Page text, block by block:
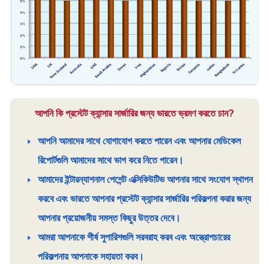
আপনি কি প্রস্টেট ক্যান্সার সার্জারির জন্য ভারতে ভ্রমণ করতে চান?
আপনি আমাদের সাথে যোগাযোগ করতে পারেন এবং আপনার মেডিকেল
রিপোর্টগুলি আমাদের সাথে ভাগ করে নিতে পারেন।
আমাদের ইন্টারন্যাশনাল পেশেন্ট এক্সিকিউটিভ আপনার সাথে সংযোগ স্থাপন
করবে এবং ভারতে আপনার প্রস্টেট ক্যান্সার সার্জারির পরিকল্পনা করার জন্য
আপনার প্রয়োজনীয় সমস্ত কিছুর উত্তর দেবে।
আমরা আপনাকে শীর্ষ সুপারিশগুলি সরবরাহ করব এবং অস্ত্রোপচারের
পরিকল্পনায় আপনাকে সহায়তা করব।